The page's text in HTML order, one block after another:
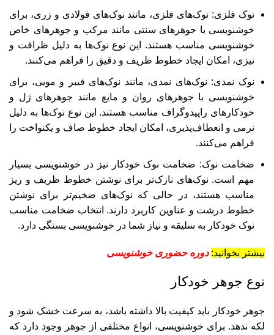
نوک فلزی: نوک‌های فلزی، مانند نوک‌های فولادی و زری، برای
خوشنویسی با جوهرهای سنتی مانند مرکب و جوهرهای خاص
خوشنویسی مناسب هستند. این نوع نوک‌ها به دلیل ظرافت و
تیزی، امکان ایجاد خطوط ظریف و دقیق را فراهم می‌کنند.
نوک نمدی: نوک‌های نمدی، مانند نوک‌های فیبر و مویی، برای
خوشنویسی با جوهرهای روان و مایع مانند جوهرهای ژل و
خودکارهای راپیدوگراف مناسب هستند. این نوع نوک‌ها به دلیل
نرمی و انعطاف‌پذیری، امکان ایجاد خطوط صاف و یکنواخت را
فراهم می‌کنند.
ضخامت نوک: ضخامت نوک خودکار نیز در خوشنویسی بسیار
مهم است. نوک‌های نازک‌تر برای نوشتن خطوط ظریف و ریز
مناسب هستند، در حالی که نوک‌های ضخیم‌تر برای نوشتن
خطوط درشت و عناوین کاربرد دارند. انتخاب ضخامت مناسب
نوک خودکار به سلیقه و نیاز شما در خوشنویسی بستگی دارد.
بیشتر بخوانید: دوره حضوری خوشنویسی
نوع جوهر خودکار
جوهر خودکار باید کیفیت بالا داشته باشد، به سرعت خشک شود و
لکه ندهد. برای خوشنویسی، انواع مختلفی از جوهر وجود دارد که